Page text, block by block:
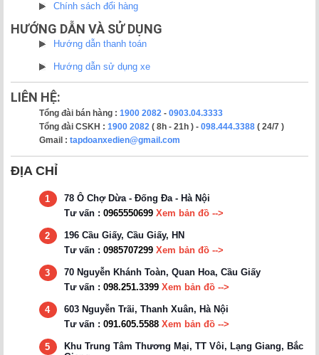
Chính sách đổi hàng
HƯỚNG DẪN VÀ SỬ DỤNG
Hướng dẫn thanh toán
Hướng dẫn sử dụng xe
LIÊN HỆ:
Tổng đài bán hàng : 1900 2082 - 0903.04.3333
Tổng đài CSKH : 1900 2082 ( 8h - 21h ) - 098.444.3388 ( 24/7 )
Gmail : tapdoanxedien@gmail.com
ĐỊA CHỈ
1
78 Ô Chợ Dừa - Đống Đa - Hà Nội
Tư vấn : 0965550699 Xem bản đồ -->
2
196 Cầu Giấy, Cầu Giấy, HN
Tư vấn : 0985707299 Xem bản đồ -->
3
70 Nguyễn Khánh Toàn, Quan Hoa, Cầu Giấy
Tư vấn : 098.251.3399 Xem bản đồ -->
4
603 Nguyễn Trãi, Thanh Xuân, Hà Nội
Tư vấn : 091.605.5588 Xem bản đồ -->
5
Khu Trung Tâm Thương Mại, TT Vôi, Lạng Giang, Bắc